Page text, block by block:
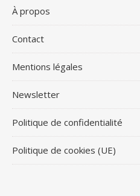
À propos
Contact
Mentions légales
Newsletter
Politique de confidentialité
Politique de cookies (UE)